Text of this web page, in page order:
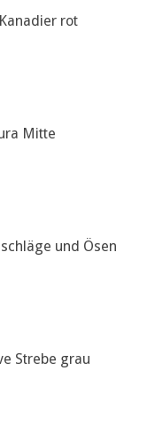
rot
Mitte
und Ösen
Strebe grau